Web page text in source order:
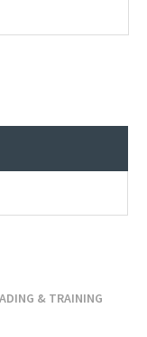
& TRAINING